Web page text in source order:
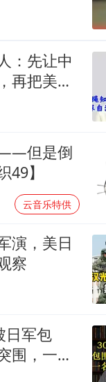
：先让中
再把美军
但是倒
49】
云音乐特供
演，美日
察
日军包
围，一名